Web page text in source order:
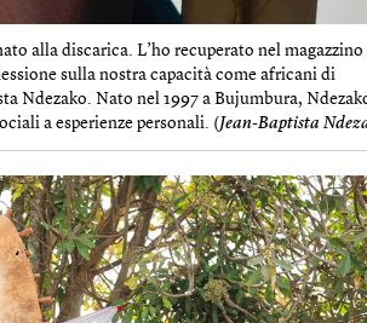
alla discarica. L’ho recuperato nel magazzino
sulla nostra capacità come africani di
Ndezako. Nato nel 1997 a Bujumbura,
a esperienze personali. (Jean-Baptista